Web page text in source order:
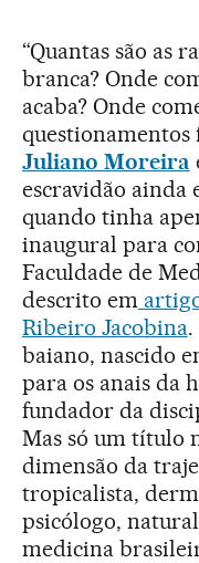
“Quantas são as
branca? Onde
acaba? Onde
Juliano Moreira
escravidão ainda
quando tinha
inaugural para
Faculdade de
descrito em
Ribeiro Jacobina.
baiano, nascido
para os anais da
fundador da
Mas só um título
dimensão da
tropicalista,
psicólogo,
medicina